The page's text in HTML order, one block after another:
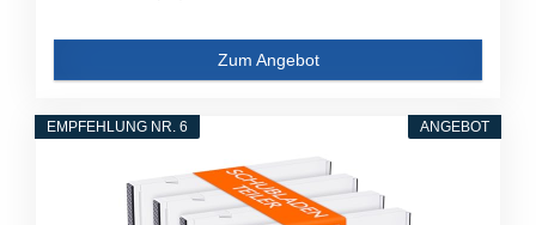
Zum Angebot
ANGEBOT
EMPFEHLUNG NR. 6